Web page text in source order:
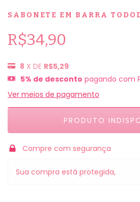
SABONETE EM BARRA
R$34,90
8 X DE R$5,29
5% de desconto pagando com
Ver meios de pagamento
Compre com segurança
Sua compra está protegida,